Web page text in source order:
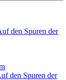
den Spuren der
den Spuren der